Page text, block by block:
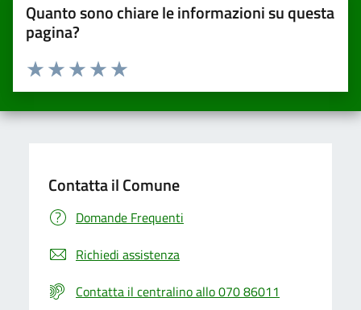
Quanto sono chiare le informazioni su questa
pagina?
Valuta da 1 a 5 stelle la pagina
Valuta 5 stelle su 5
Valuta 4 stelle su 5
Valuta 3 stelle su 5
Valuta 2 stelle su 5
Valuta una stella su 5
Contatta il Comune
Domande Frequenti
Richiedi assistenza
Contatta il centralino allo 070 86011